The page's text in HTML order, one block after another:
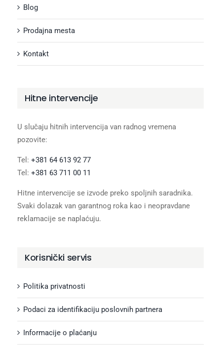
Blog
Prodajna mesta
Kontakt
Hitne intervencije
U slučaju hitnih intervencija van radnog vremena
pozovite:
Tel: +381 64 613 92 77
Tel: +381 63 711 00 11
Hitne intervencije se izvode preko spoljnih saradnika.
Svaki dolazak van garantnog roka kao i neopravdane
reklamacije se naplaćuju.
Korisnički servis
Politika privatnosti
Podaci za identifikaciju poslovnih partnera
Informacije o plaćanju